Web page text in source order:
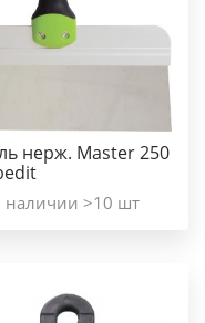
нерж. Master 250
наличии >10 шт